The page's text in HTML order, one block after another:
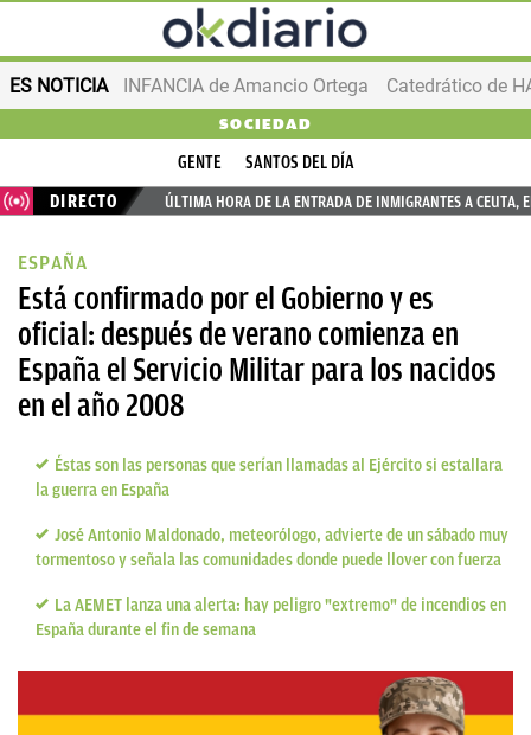
ES NOTICIA INFANCIA de Amancio Ortega
SOCIEDAD
GENTE
SANTOS DEL DÍA
DIRECTO
ÚLTIMA HORA DE LA ENTRADA DE INMIGRANTES A CEUTA,
ESPAÑA
Está confirmado por el Gobierno y es
oficial: después de verano comienza en
España el Servicio Militar para los nacidos
en el año 2008
Éstas son las personas que serían llamadas al Ejército si estallara
la guerra en España
José Antonio Maldonado, meteorólogo, advierte de un sábado muy
tormentoso y señala las comunidades donde puede llover con fuerza
La AEMET lanza una alerta: hay peligro "extremo" de incendios en
España durante el fin de semana